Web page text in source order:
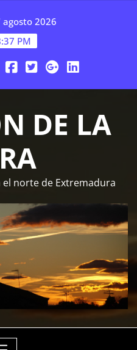
agosto 2026
PM
DE LA
norte de Extremadura